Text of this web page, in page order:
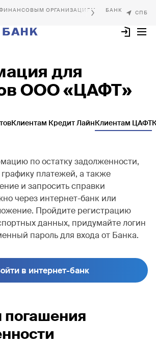
ОРГАНИЗАЦИЯМ
для
ООО «ЦАФТ»
Клиентам Кредит ЛайнКлиентам ЦАФТ
по остатку задолженности,
платежей, а также
и запросить справки
через интернет-банк или
Пройдите регистрацию
данных, придумайте логин
пароль для входа от Банка.
в интернет-банк